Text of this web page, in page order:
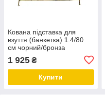
Кована підставка для
взуття (банкетка) 1.4/80
см чорний/бронза
1 925 ₴
Купити